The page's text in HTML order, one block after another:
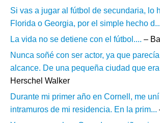
Si vas a jugar al fútbol de secundaria, lo
Florida o Georgia, por el simple hecho d...
La vida no se detiene con el fútbol.... –
Nunca soñé con ser actor, ya que
alcance. De una pequeña ciudad que
Herschel Walker
Durante mi primer año en Cornell, me
intramuros de mi residencia. En la prim...